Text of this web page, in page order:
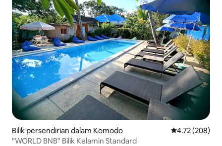
Bilik persendirian dalam Komodo Penarafan
4.72 (208)
"WORLD BNB" Bilik Kelamin Standard